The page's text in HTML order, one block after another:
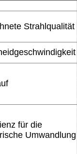
Strahlqualität
für die
Umwandlung